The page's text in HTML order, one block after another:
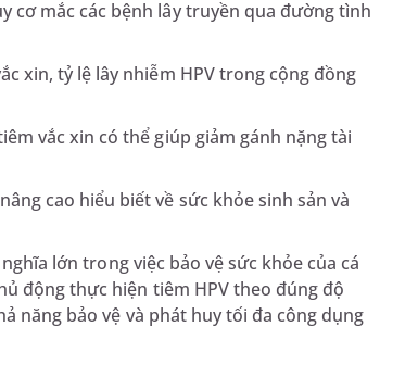
cơ mắc các bệnh lây truyền qua đường tình
xin, tỷ lệ lây nhiễm HPV trong cộng đồng
vắc xin có thể giúp giảm gánh nặng tài
cao hiểu biết về sức khỏe sinh sản và
lớn trong việc bảo vệ sức khỏe của cá
động thực hiện tiêm HPV theo đúng độ
năng bảo vệ và phát huy tối đa công dụng